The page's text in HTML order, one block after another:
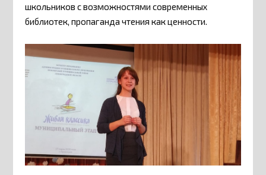
школьников с возможностями современных
библиотек, пропаганда чтения как ценности.